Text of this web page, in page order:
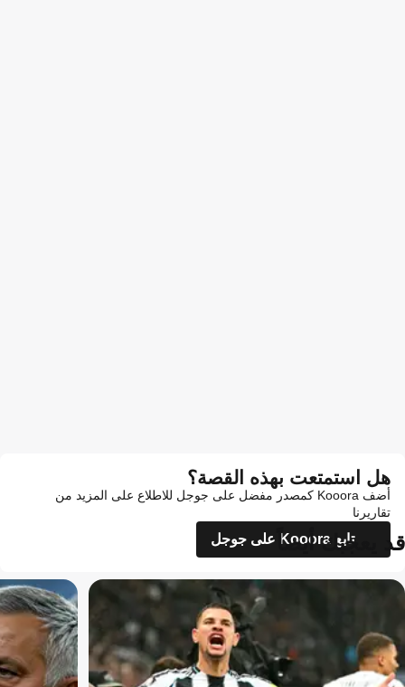
هل استمتعت بهذه القصة؟
أضف Kooora كمصدر مفضل على جوجل للاطلاع على المزيد من
تقاريرنا
تابع Kooora على جوجل
قد يعجبك أيضاً